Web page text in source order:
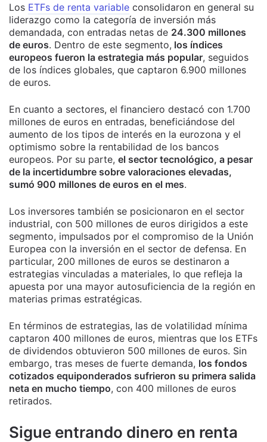
Los ETFs de renta variable consolidaron en general su
liderazgo como la categoría de inversión más
demandada, con entradas netas de 24.300 millones
de euros. Dentro de este segmento, los índices
europeos fueron la estrategia más popular, seguidos
de los índices globales, que captaron 6.900 millones
de euros.
En cuanto a sectores, el financiero destacó con 1.700
millones de euros en entradas, beneficiándose del
aumento de los tipos de interés en la eurozona y el
optimismo sobre la rentabilidad de los bancos
europeos. Por su parte, el sector tecnológico, a pesar
de la incertidumbre sobre valoraciones elevadas,
sumó 900 millones de euros en el mes.
Los inversores también se posicionaron en el sector
industrial, con 500 millones de euros dirigidos a este
segmento, impulsados por el compromiso de la Unión
Europea con la inversión en el sector de defensa. En
particular, 200 millones de euros se destinaron a
estrategias vinculadas a materiales, lo que refleja la
apuesta por una mayor autosuficiencia de la región en
materias primas estratégicas.
En términos de estrategias, las de volatilidad mínima
captaron 400 millones de euros, mientras que los ETFs
de dividendos obtuvieron 500 millones de euros. Sin
embargo, tras meses de fuerte demanda, los fondos
cotizados equiponderados sufrieron su primera salida
neta en mucho tiempo, con 400 millones de euros
retirados.
Sigue entrando dinero en renta